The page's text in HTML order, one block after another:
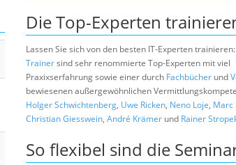
Die Top-Experten
Lassen Sie sich von den besten IT-Experten
Trainersind sehr renommierte Top-Experten mit viel
Praxixserfahrung sowie einer durch Fachbücher und
bewiesenen außergewöhnlichen
Holger Schwichtenberg, Uwe Ricken, Neno Loje, Marc
Christian Giesswein, André Krämer und Rainer
So flexibel sind die